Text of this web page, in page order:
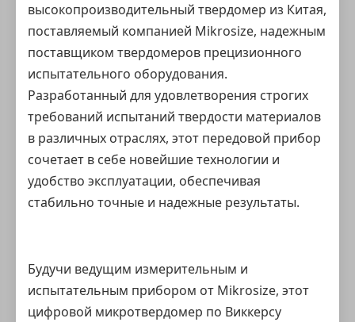
высокопроизводительный твердомер из Китая,
поставляемый компанией Mikrosize, надежным
поставщиком твердомеров прецизионного
испытательного оборудования.
Разработанный для удовлетворения строгих
требований испытаний твердости материалов
в различных отраслях, этот передовой прибор
сочетает в себе новейшие технологии и
удобство эксплуатации, обеспечивая
стабильно точные и надежные результаты.
Будучи ведущим измерительным и
испытательным прибором от Mikrosize, этот
цифровой микротвердомер по Виккерсу